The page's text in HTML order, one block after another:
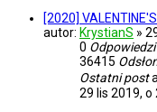
[2020]
autor: KrystianS »
0 Odpowiedzi
36415
Ostatni post
29 lis 2019, o